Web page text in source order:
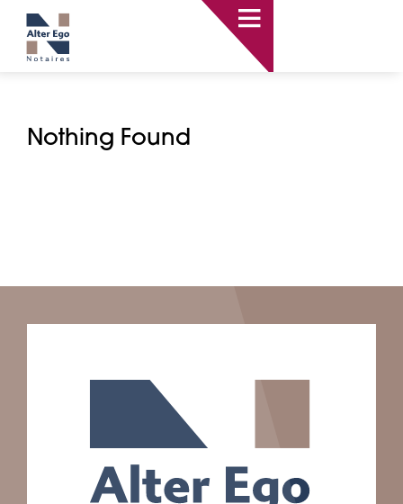
contenu
Nothing Found